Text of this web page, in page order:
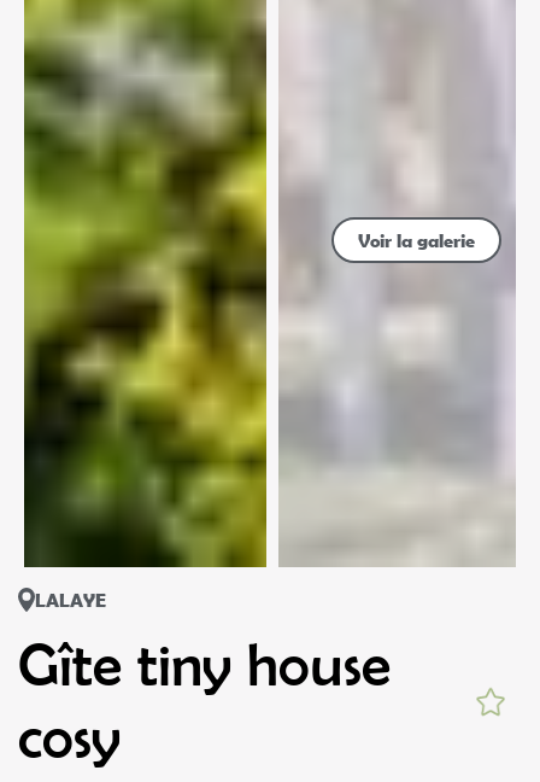
LALAYE
Gîte tiny house
cosy
Situé à Lalaye, l’hébergement Tiny House cosy, jardin
romantique forestier, route du vin, sentiers met à